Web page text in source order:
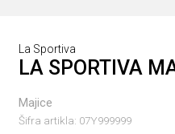
La Sportiva
LA SPORTIVA
Majice
Šifra artikla: 07Y999999